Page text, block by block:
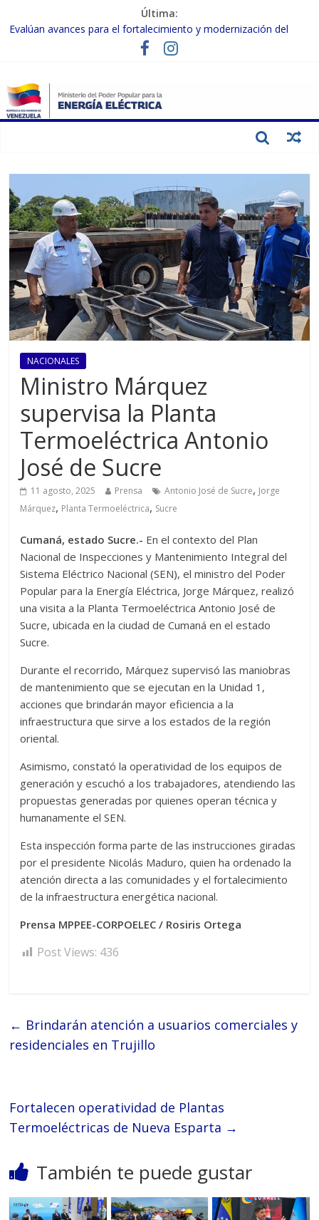
Última:
Evalúan avances para el fortalecimiento y modernización del
Inspeccionan trabajos de rehabilitación en instalaciones del SEN
Gobierno Nacional activa plan preventivo para fortalecer el SEN
ante el fenómeno de El Niño
Termocarabobo recupera el 50% de su capacidad de generación
NACIONALES
Ministro Márquez
supervisa la Planta
Termoeléctrica Antonio
José de Sucre
11 agosto, 2025 Prensa Antonio José de Sucre, Jorge
Márquez, Planta Termoeléctrica, Sucre
Cumaná, estado Sucre.- En el contexto del Plan
Nacional de Inspecciones y Mantenimiento Integral del
Sistema Eléctrico Nacional (SEN), el ministro del Poder
Popular para la Energía Eléctrica, Jorge Márquez, realizó
una visita a la Planta Termoeléctrica Antonio José de
Sucre, ubicada en la ciudad de Cumaná en el estado
Sucre.
Durante el recorrido, Márquez supervisó las maniobras
de mantenimiento que se ejecutan en la Unidad 1,
acciones que brindarán mayor eficiencia a la
infraestructura que sirve a los estados de la región
oriental.
Asimismo, constató la operatividad de los equipos de
generación y escuchó a los trabajadores, atendiendo las
propuestas generadas por quienes operan técnica y
humanamente el SEN.
Esta inspección forma parte de las instrucciones giradas
por el presidente Nicolás Maduro, quien ha ordenado la
atención directa a las comunidades y el fortalecimiento
de la infraestructura energética nacional.
Prensa MPPEE-CORPOELEC / Rosiris Ortega
Post Views: 436
← Brindarán atención a usuarios comerciales y
residenciales en Trujillo
Fortalecen operatividad de Plantas
Termoeléctricas de Nueva Esparta →
También te puede gustar